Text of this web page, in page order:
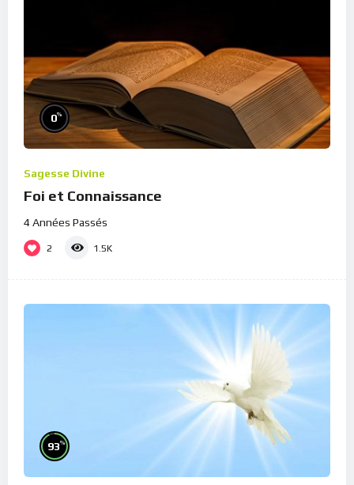
0%
Sagesse Divine
Foi et Connaissance
4 Années Passés
2 1.5K
93%